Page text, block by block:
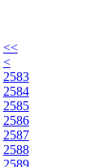
<<
<
2583
2584
2585
2586
2587
2588
2589